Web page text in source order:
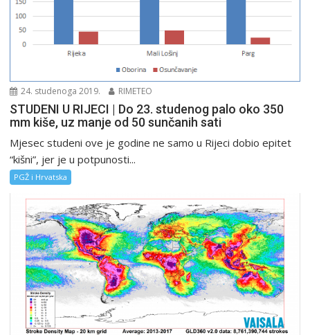
24. studenoga 2019. RIMETEO
STUDENI U RIJECI | Do 23. studenog palo oko 350
mm kiše, uz manje od 50 sunčanih sati
Mjesec studeni ove je godine ne samo u Rijeci dobio epitet
“kišni”, jer je u potpunosti...
PGŽ i Hrvatska